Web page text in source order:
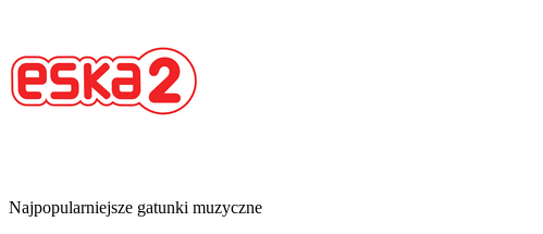
Najpopularniejsze gatunki muzyczne